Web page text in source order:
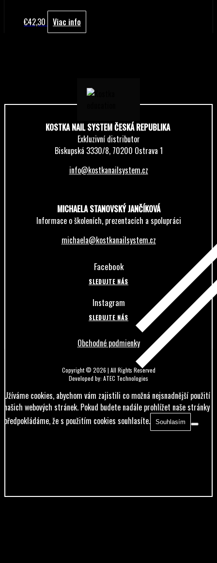
€42,30 Viac info
KOSTKA NAIL SYSTEM ČESKÁ REPUBLIKA
Exkluzivní distributor
Biskupská 3330/8, 70200 Ostrava 1
info@kostkanailsystem.cz
MICHAELA STANOVSKÝ JANČÍKOVÁ
Informace o školeních, prezentacích a spolupráci
michaela@kostkanailsystem.cz
Facebook
SLEDUJTE NÁS
Instagram
SLEDUJTE NÁS
Obchodné podmienky
Copyright © 2026 | All Rights Reserved
Developed by: ATEC Technologies
Užíváme cookies, abychom vám zajistili co možná nejsnadnější použití
našich webových stránek. Pokud budete nadále prohlížet naše stránky
předpokládáme, že s použitím cookies souhlasíte.
Souhlasím